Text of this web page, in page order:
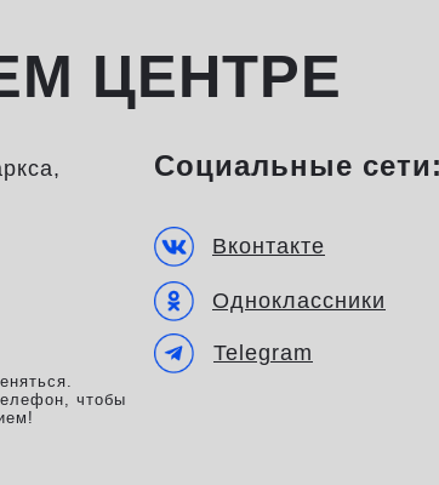
Telegram
ЦЕНТРЕ
Одноклассники
Вконтакте
Социальные
чтобы